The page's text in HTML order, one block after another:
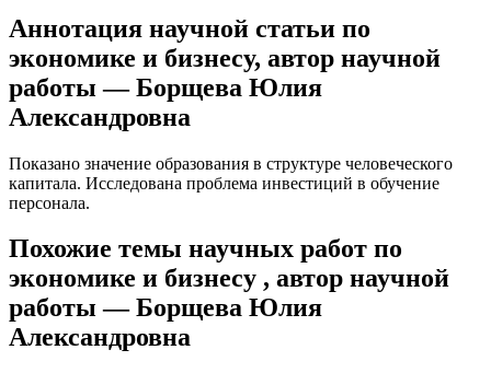
Аннотация научной статьи по
экономике и бизнесу, автор научной
работы — Борщева Юлия
Александровна
Показано значение образования в структуре человеческого
капитала. Исследована проблема инвестиций в обучение
персонала.
Похожие темы научных работ по
экономике и бизнесу , автор научной
работы — Борщева Юлия
Александровна